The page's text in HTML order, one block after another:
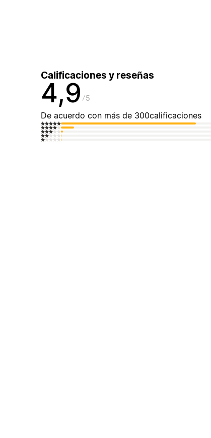
Calificaciones y reseñas
4,9 5
De acuerdo con más de 300calificaciones